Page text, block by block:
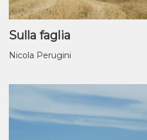
Sulla faglia
Nicola Perugini